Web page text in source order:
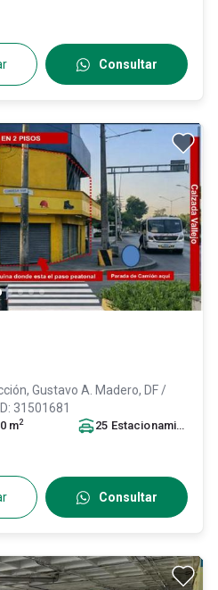
Consultar
Gustavo A. Madero, DF /
31501681
m2 25 Estacionamiento
Consultar